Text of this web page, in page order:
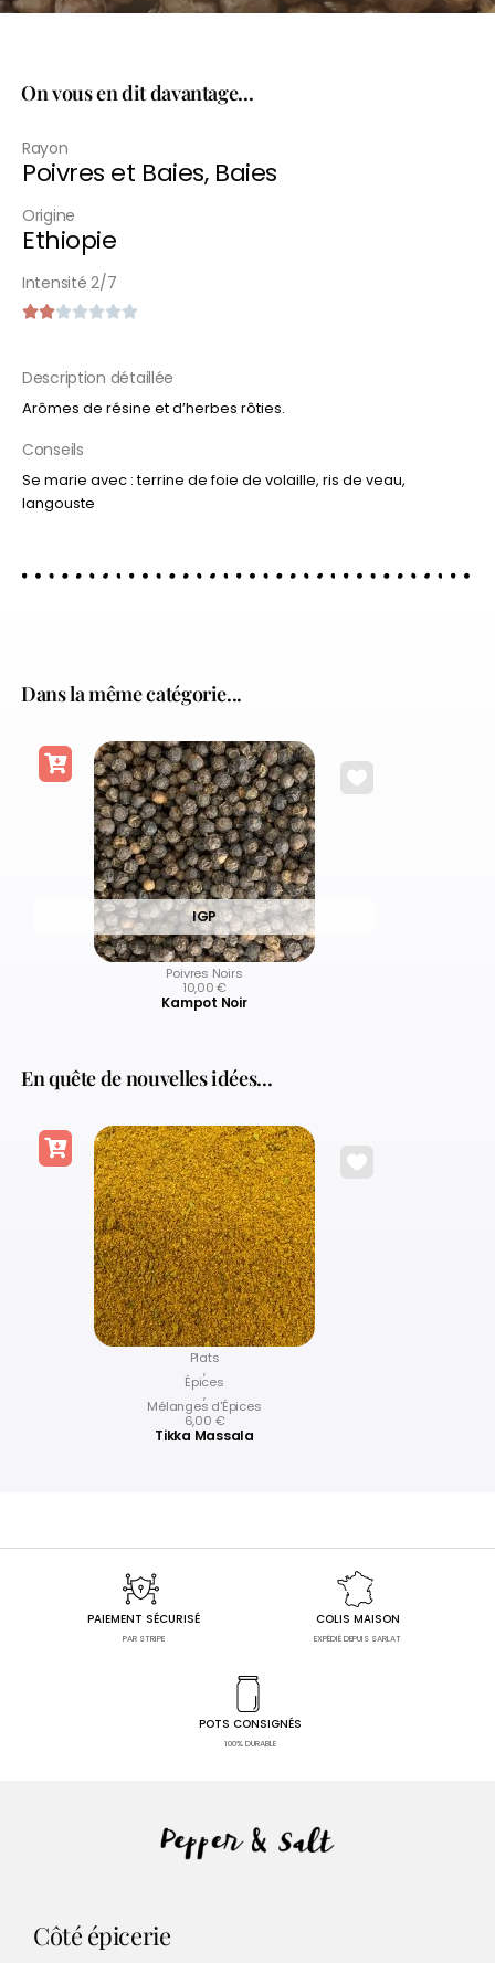
On vous en dit davantage...
Rayon
Poivres et Baies, Baies
Origine
Ethiopie
Intensité 2/7

Description détaillée
Arômes de résine et d’herbes rôties.
Conseils
Se marie avec : terrine de foie de volaille, ris de veau,
langouste
Dans la même catégorie...
Poivres Noirs
10,00€
Kampot Noir
IGP
En quête de nouvelles idées...
Plats
,
Épices
,
Mélanges d'Épices
6,00 €
Tikka Massala
PAIEMENT SÉCURISÉ
PAR STRIPE
COLIS MAISON
EXPÉDIÉ DEPUIS SARLAT
POTS CONSIGNÉS
100% DURABLE
Côté épicerie